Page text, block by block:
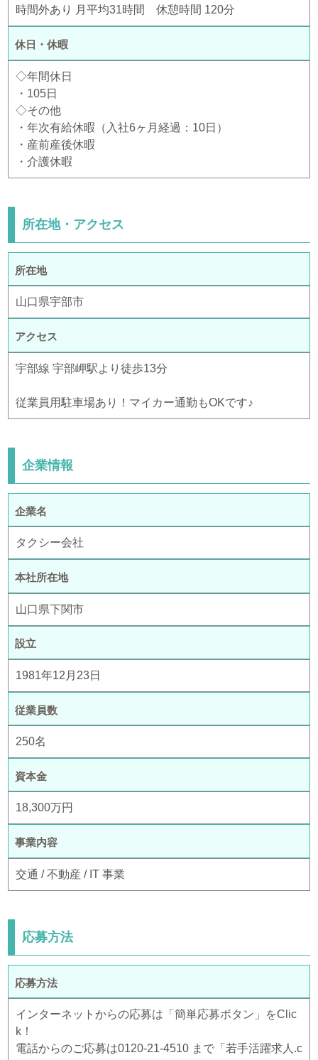
時間外あり 月平均31時間 休憩時間 120分
休日・休暇
◇年間休日
・105日
◇その他
・年次有給休暇（入社6ヶ月経過：10日）
・産前産後休暇
・介護休暇
所在地・アクセス
所在地
山口県宇部市
アクセス
宇部線 宇部岬駅より徒歩13分
従業員用駐車場あり！マイカー通勤もOKです♪
企業情報
企業名
タクシー会社
本社所在地
山口県下関市
設立
1981年12月23日
従業員数
250名
資本金
18,300万円
事業内容
交通 / 不動産 / IT 事業
応募方法
応募方法
インターネットからの応募は「簡単応募ボタン」をClic
k！
電話からのご応募は0120-21-4510 まで「若手活躍求人.c